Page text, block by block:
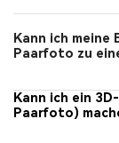
Kann ich meine
Paarfoto zu
Kann ich ein
Paarfoto)